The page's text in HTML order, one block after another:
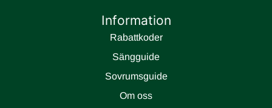
Information
Rabattkoder
Sängguide
Sovrumsguide
Om oss